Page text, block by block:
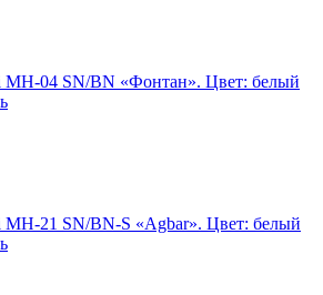
MH-04 SN/BN «Фонтан». Цвет: белый
MH-21 SN/BN-S «Agbar». Цвет: белый